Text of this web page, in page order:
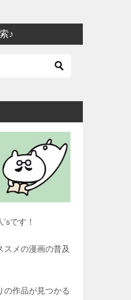
♪
です！
スメの漫画の普及
の作品が見つかる